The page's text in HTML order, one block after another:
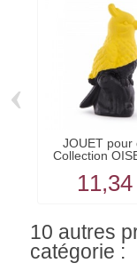
JOUET pour
Collection
‹
10 autres
catégorie :